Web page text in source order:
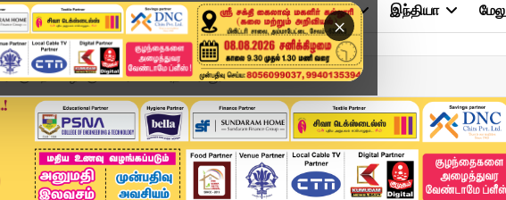
×
தமிழ்நாடு சினிமா அரசியல் விளையாட்டு இந்தியா
வழக்கு விசாரணை அதிகாரப்பூர்வம...